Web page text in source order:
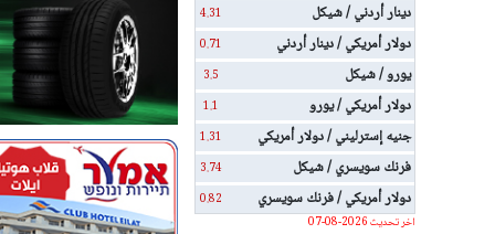
دينار أردني / شيكل 4.31
دولار أمريكي / دينار أردني 0.71
يورو / شيكل 3.5
دولار أمريكي / يورو 1.1
جنيه إسترليني / دولار أمريكي 1.31
فرنك سويسري / شيكل 3.74
دولار أمريكي / فرنك سويسري
0.82
اخر تحديث 2026-08-07